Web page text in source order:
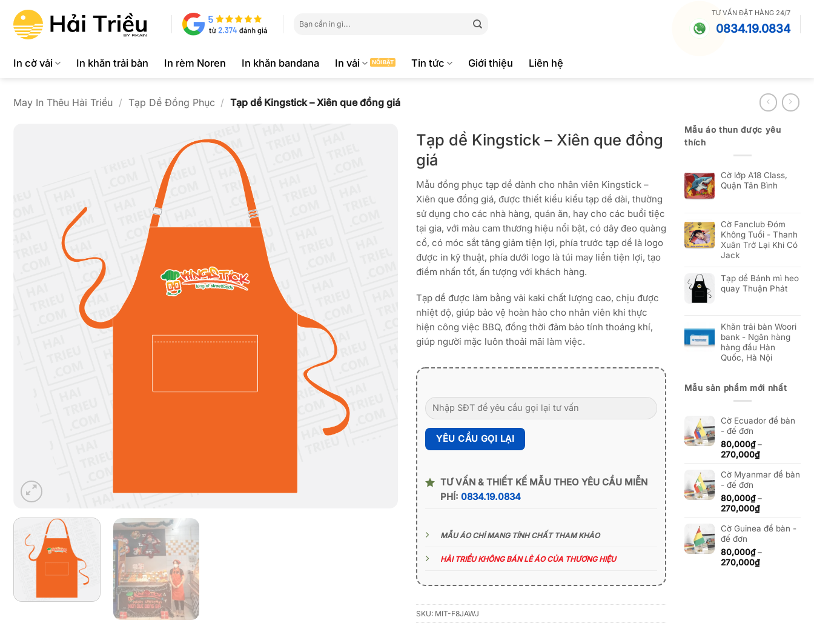
qua
kiếm:
TƯ VẤN ĐẶT HÀNG 24/7
0834.19.0834
In cờ vải In khăn trải bàn In rèm Noren In khăn bandana In vải Tin tức Giới thiệu Liên hệ
May In Thêu Hải Triều / Tạp Dề Đồng Phục / Tạp dề Kingstick – Xiên que đồng giá
Tạp dề Kingstick – Xiên que đồng
giá
Mẫu đồng phục tạp dề dành cho nhân viên Kingstick –
Xiên que đồng giá, được thiết kiểu kiểu tạp dề dài, thường
sử dụng cho các nhà hàng, quán ăn, hay cho các buổi tiệc
tại gia, với màu cam thương hiệu nổi bật, có dây đeo quàng
cổ, có móc sắt tăng giảm tiện lợi, phía trước tạp dề là logo
được in kỹ thuật, phía dưới logo là túi may liền tiện lợi, tạo
điểm nhấn tốt, ấn tượng với khách hàng.
Tạp dề được làm bằng vải kaki chất lượng cao, chịu được
nhiệt độ, giúp bảo vệ hoàn hảo cho nhân viên khi thực
hiện công việc BBQ, đồng thời đảm bảo tính thoáng khí,
giúp người mặc luôn thoải mãi làm việc.
TƯ VẤN & THIẾT KẾ MẪU THEO YÊU CẦU MIỄN
PHÍ: 0834.19.0834
MẪU ÁO CHỈ MANG TÍNH CHẤT THAM KHẢO
HẢI TRIỀU KHÔNG BÁN LẺ ÁO CỦA THƯƠNG HIỆU
SKU: MIT-F8JAWJ
Mẫu áo thun được yêu
thích
Cờ lớp A18 Class,
Quận Tân Bình
Cờ Fanclub Đóm
Không Tuổi - Thanh
Xuân Trở Lại Khi Có
Jack
Tạp dề Bánh mì heo
quay Thuận Phát
Khăn trải bàn Woori
bank - Ngân hàng
hàng đầu Hàn
Quốc, Hà Nội
Mẫu sản phẩm mới nhất
Cờ Ecuador để bàn
- đế đơn
80,000₫ –
270,000₫Khoảng
từ
270,000₫
Cờ Myanmar để bàn
- đế đơn
80,000₫ –
270,000₫Khoảng
từ
270,000₫
Cờ Guinea để bàn -
đế đơn
80,000₫ –
270,000₫Khoảng